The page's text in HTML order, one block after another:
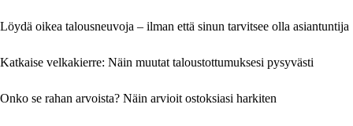
Löydä oikea talousneuvoja – ilman että sinun tarvitsee olla asiantuntija
Katkaise velkakierre: Näin muutat taloustottumuksesi pysyvästi
Onko se rahan arvoista? Näin arvioit ostoksiasi harkiten